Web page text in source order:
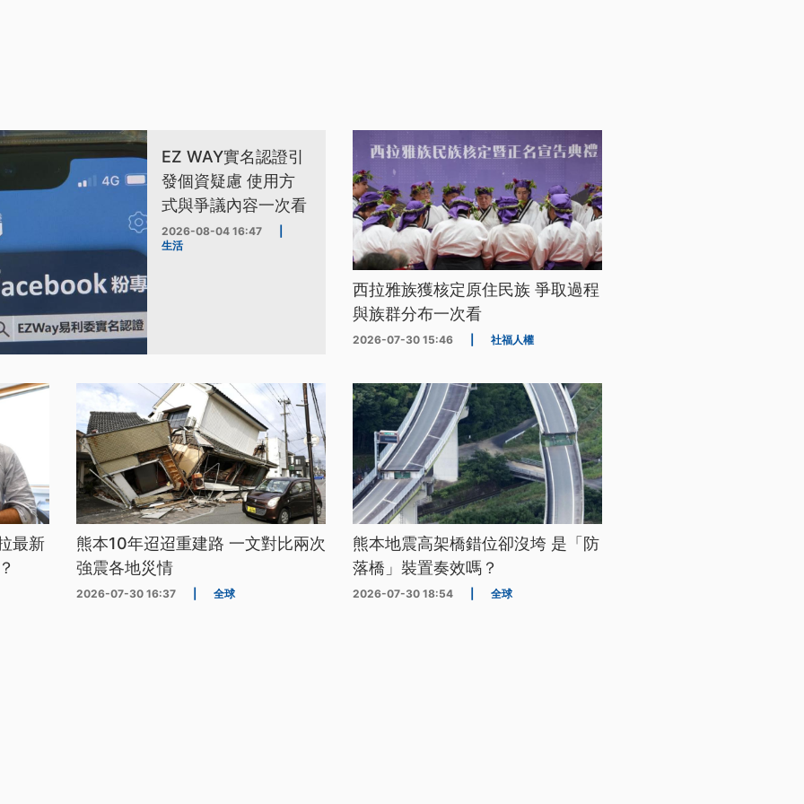
EZ WAY實名認證引
發個資疑慮 使用方
式與爭議內容一次看
2026-08-04 16:47
生活
西拉雅族獲核定原住民族 爭取過程
與族群分布一次看
2026-07-30 15:46 社福人權
最新
熊本10年迢迢重建路 一文對比兩次
強震各地災情
2026-07-30 16:37 全球
熊本地震高架橋錯位卻沒垮 是「防
落橋」裝置奏效嗎？
2026-07-30 18:54 全球